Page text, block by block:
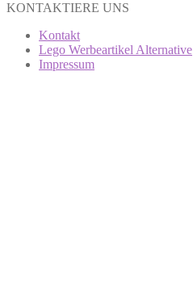
KONTAKTIERE UNS
Kontakt
Lego Werbeartikel Alternative
Impressum